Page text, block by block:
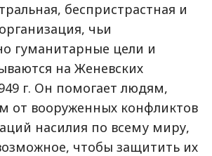
беспристрастная и
чьи
гуманитарные цели и
на Женевских
г. Он помогает людям,
от вооруженных конфликтов
насилия по всему миру,
чтобы защитить их